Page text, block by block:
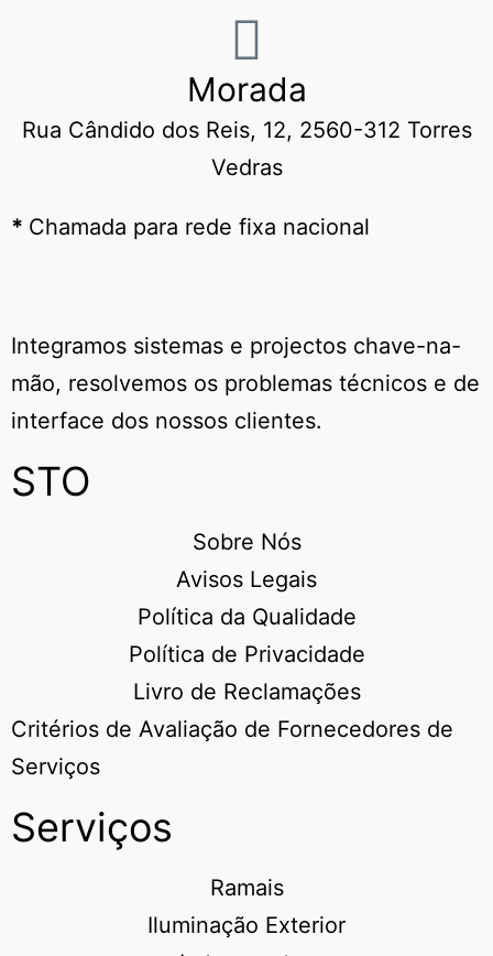
Morada
Rua Cândido dos Reis, 12, 2560-312 Torres
Vedras
* Chamada para rede fixa nacional
Integramos sistemas e projectos chave-na-
mão, resolvemos os problemas técnicos e de
interface dos nossos clientes.
STO
Sobre Nós
Avisos Legais
Política da Qualidade
Política de Privacidade
Livro de Reclamações
Critérios de Avaliação de Fornecedores de
Serviços
Serviços
Ramais
Iluminação Exterior